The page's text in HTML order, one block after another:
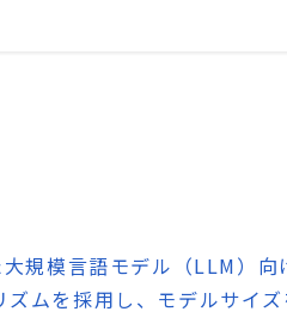
模言語モデル（LLM）向
ムを採用し、モデルサイ